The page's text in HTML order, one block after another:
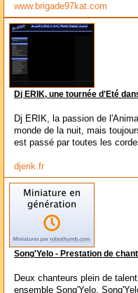
www.brigade97kat.com
Dj ERIK, une tournée d'Eté
Dj ERIK, la passion de
monde de la nuit, mais
est passé par toutes les
djerik.fr
Song'Yelo - Prestation de chant
Deux chanteurs plein de
ensemble Song'Yelo.